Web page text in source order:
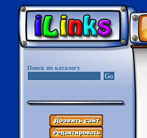
Поиск по каталогу